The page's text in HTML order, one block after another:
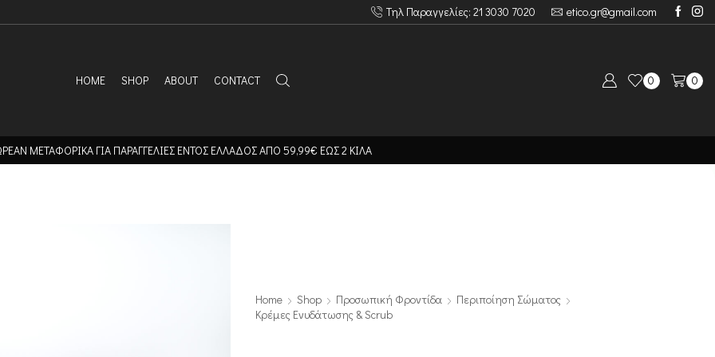
Τηλ Παραγγελίες: 21 3030 7020 etico.gr@gmail.com
HOME SHOP ABOUT CONTACT 0 0
ΜΕΤΑΦΟΡΙΚΑ ΓΙΑ ΠΑΡΑΓΓΕΛΙΕΣ ΕΝΤΟΣ ΕΛΛΑΔΟΣ ΑΠΟ 59,99€ ΕΩΣ 2 ΚΙΛΑ
Home Shop Προσωπική Φροντίδα
Περιποίηση Σώματος
Κρέμες Ενυδάτωσης & Scrub